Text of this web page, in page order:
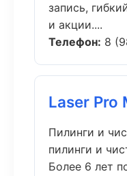
запись,
и акции....
Телефон: 8
Laser Pro
Пилинги и
пилинги и
Более 6 лет